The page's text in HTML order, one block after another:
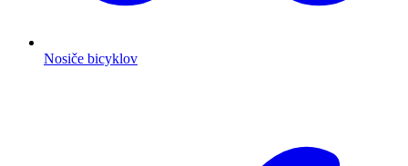
Nosiče bicyklov